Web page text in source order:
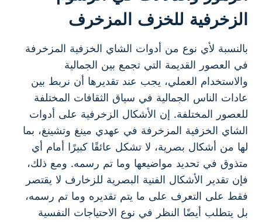
الزخرفية للخزف المزخرف
بالنسبة لأي نوع من أدوات الشاي الخزفية المزخرفة
في العصور القديمة التي تجمع بين الجمالية
والاستخدام العملي، يجب عند تقديرها أن نربط بين
عادات الناس الجمالية في سياق الثقافات المختلفة
للعصور المختلفة. إن الأشكال الزخرفية على أدوات
الشاي الخزفية المزخرفة في عهدي مينغ وتشينغ، بما
لها من أشكال بصرية، لا تشكل عائقًا كبيرًا أمام أي
متذوق في تحديد مواضيعها وما تم رسمه. ومع ذلك،
فإن تقدير الأشكال الفنية البصرية للزخارف لا يقتصر
فقط على التعرف على ما يتم تقديره وما تم رسمه،
بل يتطلب أيضًا النظر في نوع الاحتياجات النفسية